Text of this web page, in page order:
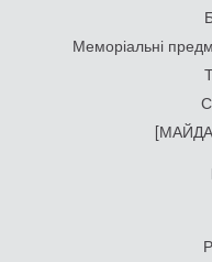
Меморіальні